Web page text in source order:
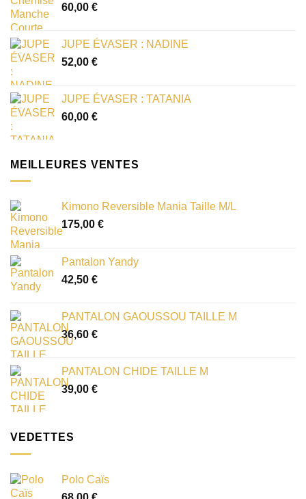
60,00 €
JUPE ÉVASER : NADINE
52,00 €
JUPE ÉVASER : TATANIA
60,00 €
MEILLEURES VENTES
Kimono Reversible Mania Taille M/L
175,00 €
Pantalon Yandy
42,50 €
PANTALON GAOUSSOU TAILLE M
36,60 €
PANTALON CHIDE TAILLE M
39,00 €
VEDETTES
Polo Caïs